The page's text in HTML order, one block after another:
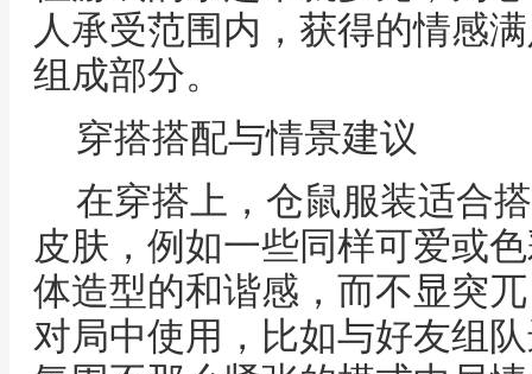
人承受范围内，获得的情感
组成部分。
穿搭搭配与情景建议
在穿搭上，仓鼠服装适合
皮肤，例如一些同样可爱或
体造型的和谐感，而不显突
对局中使用，比如与好友组